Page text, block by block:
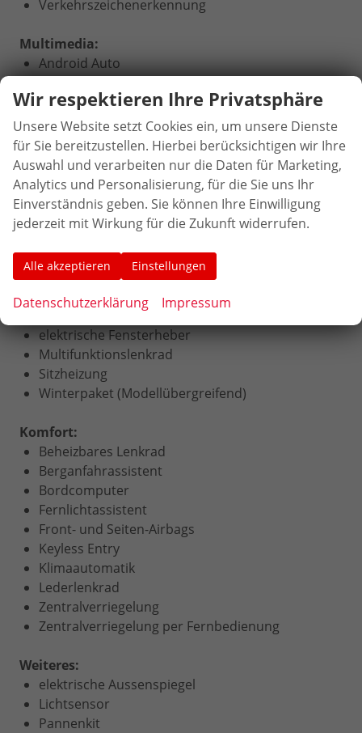
Verkehrszeichenerkennung
Multimedia:
Android Auto
Bluetooth
CarPlay
Induktionsladen für Smartphones
Navigationssystem mit Bildschirm
Radio DAB
Sprachsteuerung
Touchscreen
USB
Volldigitales Kombiinstrument
W-Lan / Wifi Hotspot
Interieur:
elektrische Fensterheber
Multifunktionslenkrad
Sitzheizung
Winterpaket (Modellübergreifend)
Komfort:
Beheizbares Lenkrad
Berganfahrassistent
Bordcomputer
Fernlichtassistent
Front- und Seiten-Airbags
Keyless Entry
Klimaautomatik
Lederlenkrad
Zentralverriegelung
Zentralverriegelung per Fernbedienung
Weiteres:
elektrische Aussenspiegel
Lichtsensor
Pannenkit
Wir respektieren Ihre Privatsphäre
Unsere Website setzt Cookies ein, um unsere Dienste
für Sie bereitzustellen. Hierbei berücksichtigen wir Ihre
Auswahl und verarbeiten nur die Daten für Marketing,
Analytics und Personalisierung, für die Sie uns Ihr
Einverständnis geben. Sie können Ihre Einwilligung
jederzeit mit Wirkung für die Zukunft widerrufen.
Alle akzeptieren Einstellungen
Datenschutzerklärung Impressum